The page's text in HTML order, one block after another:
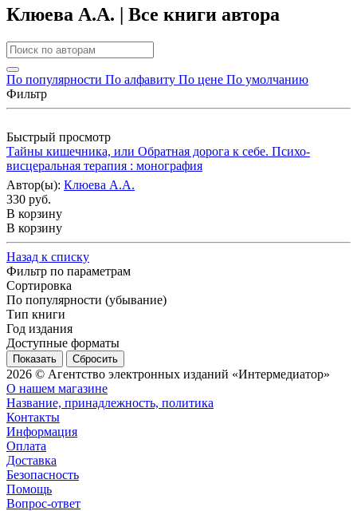
Клюева А.А. | Все книги автора
По популярности По алфавиту По цене По умолчанию
Фильтр
Быстрый просмотр
Тайны кишечника, или Обратная дорога к себе. Психо-
висцеральная терапия : монография
Автор(ы): Клюева А.А.
330 руб.
В корзину
В корзину
Назад к списку
Фильтр по параметрам
Сортировка
По популярности (убывание)
Тип книги
Год издания
Доступные форматы
Сбросить
2026 © Агентство электронных изданий «Интермедиатор»
О нашем магазине
Название, принадлежность, политика
Контакты
Информация
Оплата
Доставка
Безопасность
Помощь
Вопрос-ответ